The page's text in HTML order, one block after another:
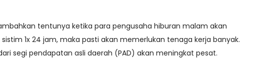
tentunya ketika para pengusaha hiburan malam akan
1x 24 jam, maka pasti akan memerlukan tenaga kerja banyak.
segi pendapatan asli daerah (PAD) akan meningkat pesat.